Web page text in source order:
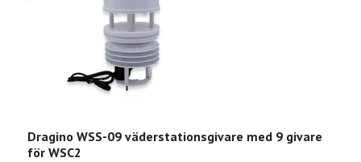
Dragino WSS-09 väderstationsgivare med 9 givare
för WSC2